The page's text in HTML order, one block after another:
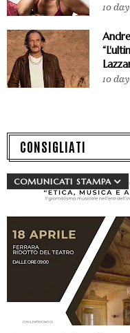
10
10
CONSIGLIATI
COMUNICATI STAMPA